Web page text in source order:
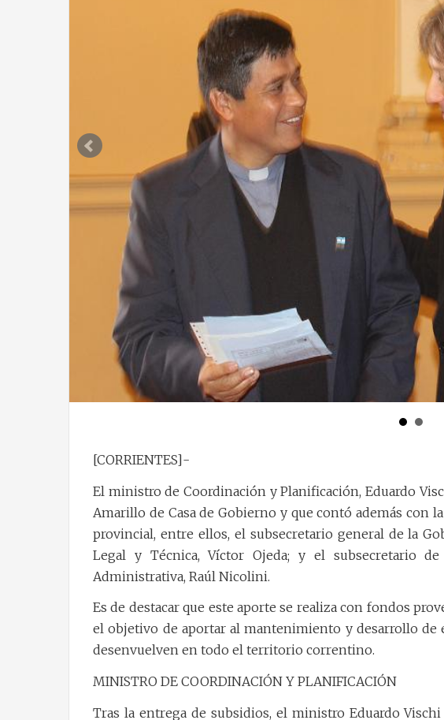
[CORRIENTES]-
El ministro de Coordinación y Planificación, Eduardo
Amarillo de Casa de Gobierno y que contó además con
provincial, entre ellos, el subsecretario general de la
Legal y Técnica, Víctor Ojeda; y el subsecretario
Administrativa, Raúl Nicolini.
Es de destacar que este aporte se realiza con fondos
el objetivo de aportar al mantenimiento y desarrollo de
desenvuelven en todo el territorio correntino.
MINISTRO DE COORDINACIÓN Y PLANIFICACIÓN
Tras la entrega de subsidios, el ministro Eduardo